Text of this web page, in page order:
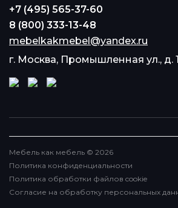
+7 (495) 565-37-60
8 (800) 333-13-48
mebelkakmebel@yandex.ru
г. Москва, Промышленная ул., д.
Мебель как мебель © 2026
Политика конфиденциальности
Политика обработки файлов cookie
Согласие на обработку персональных